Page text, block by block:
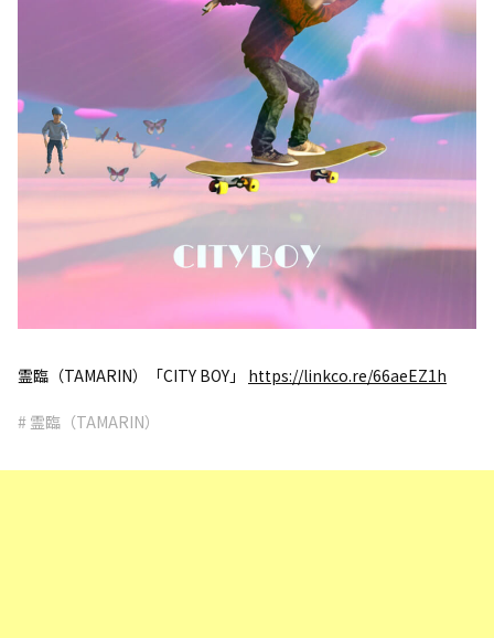
霊臨（TAMARIN）「CITY BOY」 https://linkco.re/66aeEZ1h
# 霊臨（TAMARIN）